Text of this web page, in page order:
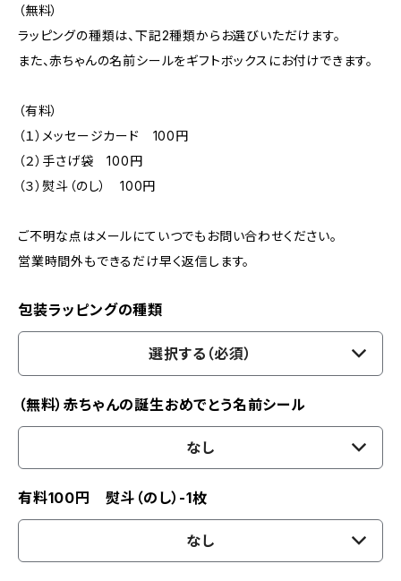
（無料）
ラッピングの種類は、下記2種類からお選びいただけます。
また、赤ちゃんの名前シールをギフトボックスにお付けできます。
（有料）
（１）メッセージカード 100円
（２）手さげ袋 100円
（３）熨斗（のし） 100円
ご不明な点はメールにていつでもお問い合わせください。
営業時間外もできるだけ早く返信します。
包装ラッピングの種類
選択する（必須）
（無料）赤ちゃんの誕生おめでとう名前シール
なし
有料100円 熨斗（のし）-1枚
なし